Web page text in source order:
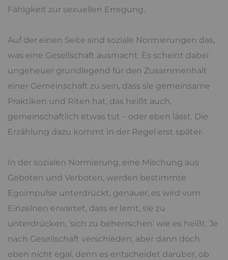
Fähigkeit zur sexuellen Erregung.
Auf der einen Seite sind soziale Normierungen das,
was eine Gesellschaft ausmacht. Es scheint dabei
ungeheuer grundlegend für den Zusammenhalt
einer Gemeinschaft zu sein, dass sie gemeinsame
Praktiken und Riten hat, das heißt auch,
gemeinschaftlich etwas tut – oder eben lässt. Die
Erzählung dazu kommt in der Regel erst später.
In der sozialen Normierung, eine Mischung aus
Geboten und Verboten, werden bestimmte
Egoimpulse unterdrückt, genauer, es wird vom
Einzelnen erwartet, dass er lernt, sie zu
unterdrücken, ’sich zu beherrschen‘ wie es heißt. Je
nach Gesellschaft verschieden, aber dann doch
eben nicht egal, denn es entscheidet darüber, ob